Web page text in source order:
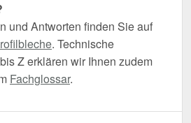
und Antworten finden Sie auf
. Technische
Z erklären wir Ihnen zudem
Fachglossar.